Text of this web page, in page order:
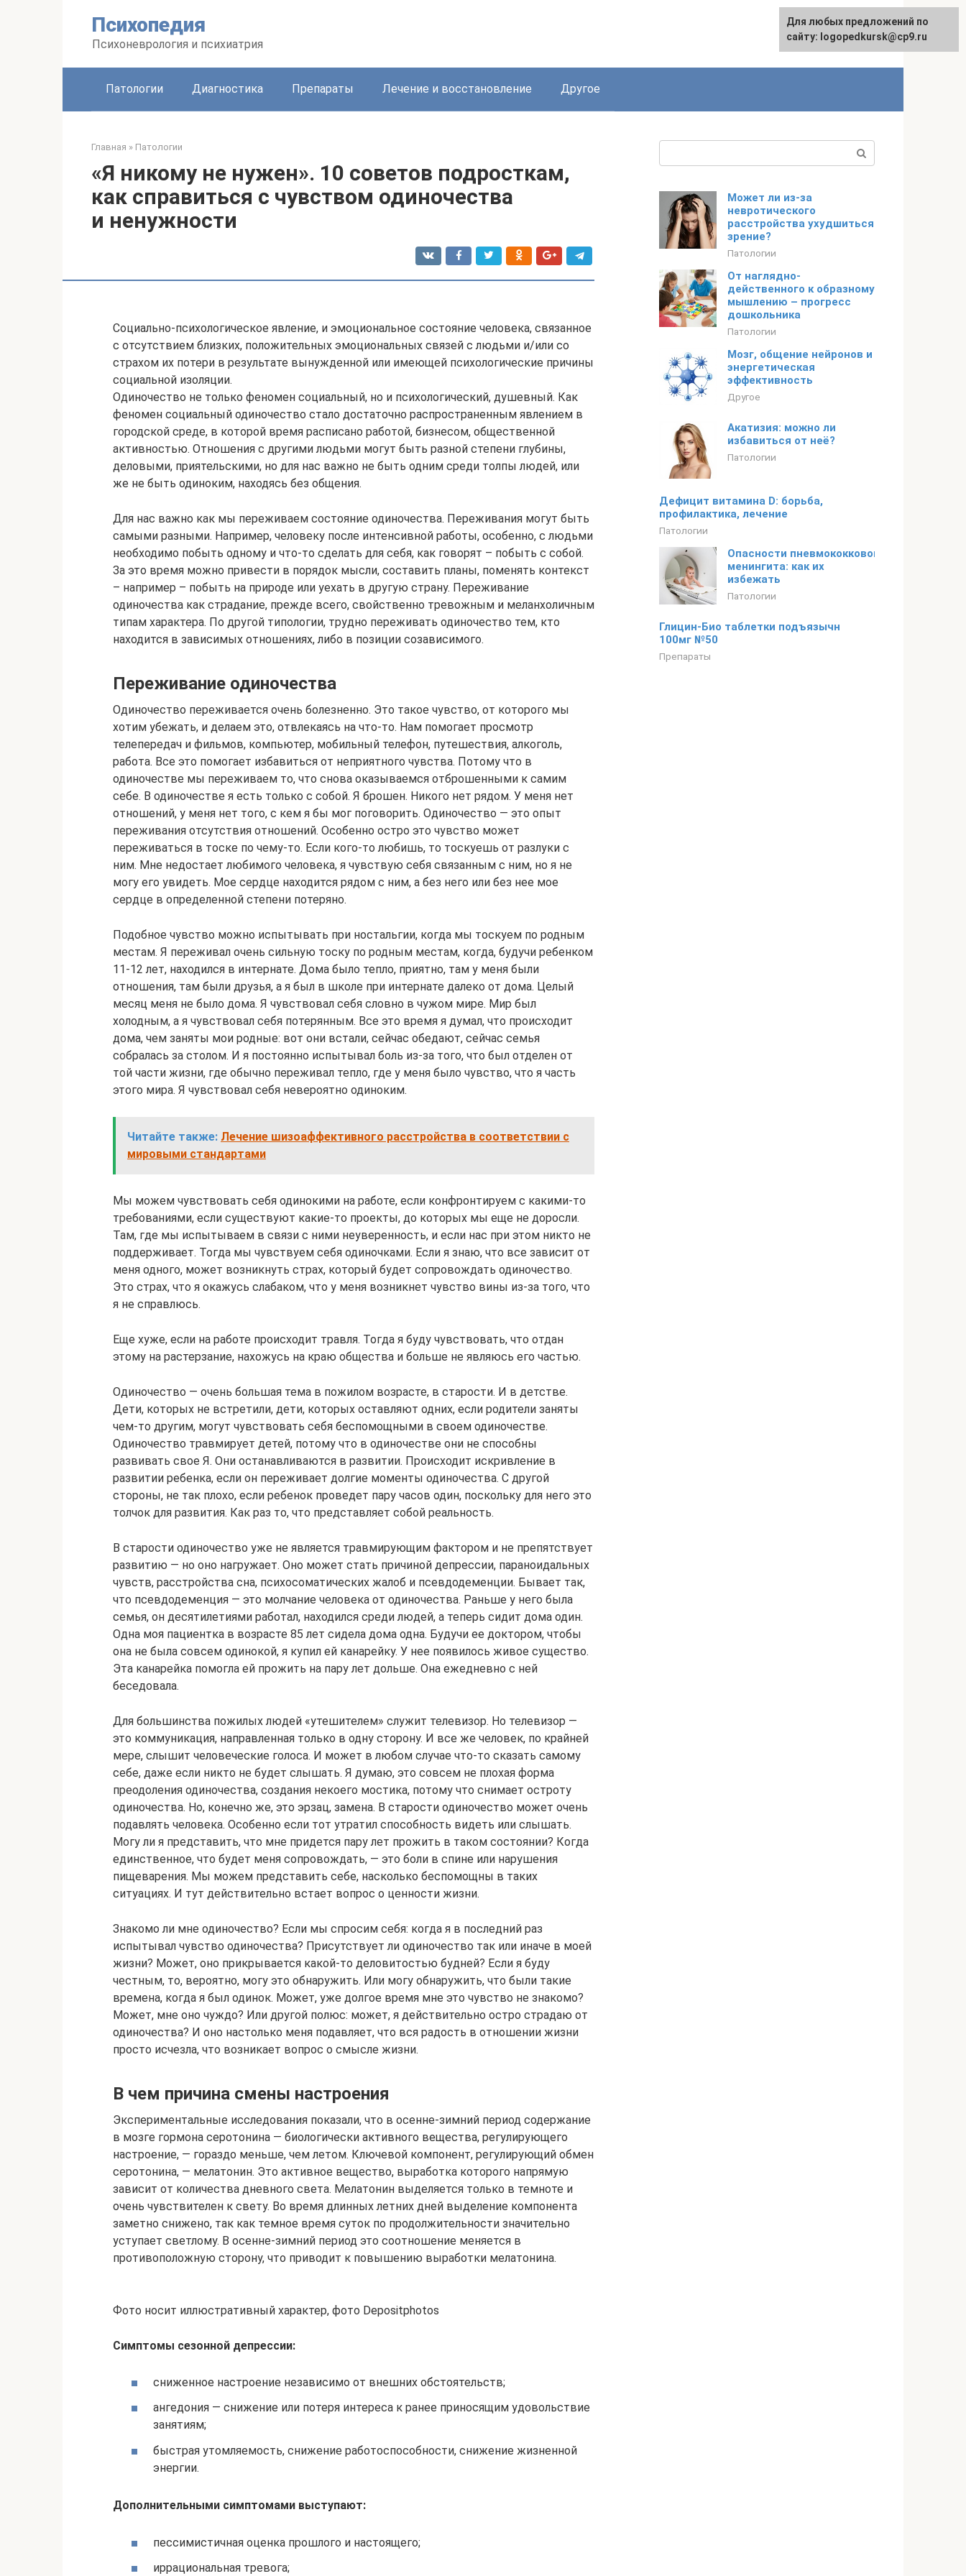
Психопедия
Психоневрология и психиатрия
Патологии Диагностика Препараты Лечение и восстановление Другое
Главная » Патологии
«Я никому не нужен». 10 советов подросткам,
как справиться с чувством одиночества
и ненужности
Социально-психологическое явление, и эмоциональное состояние человека, связанное
с отсутствием близких, положительных эмоциональных связей с людьми и/или со
страхом их потери в результате вынужденной или имеющей психологические причины
социальной изоляции.
Одиночество не только феномен социальный, но и психологический, душевный. Как
феномен социальный одиночество стало достаточно распространенным явлением в
городской среде, в которой время расписано работой, бизнесом, общественной
активностью. Отношения с другими людьми могут быть разной степени глубины,
деловыми, приятельскими, но для нас важно не быть одним среди толпы людей, или
же не быть одиноким, находясь без общения.
Для нас важно как мы переживаем состояние одиночества. Переживания могут быть
самыми разными. Например, человеку после интенсивной работы, особенно, с людьми
необходимо побыть одному и что-то сделать для себя, как говорят – побыть с собой.
За это время можно привести в порядок мысли, составить планы, поменять контекст
– например – побыть на природе или уехать в другую страну. Переживание
одиночества как страдание, прежде всего, свойственно тревожным и меланхоличным
типам характера. По другой типологии, трудно переживать одиночество тем, кто
находится в зависимых отношениях, либо в позиции созависимого.
Переживание одиночества
Одиночество переживается очень болезненно. Это такое чувство, от которого мы
хотим убежать, и делаем это, отвлекаясь на что-то. Нам помогает просмотр
телепередач и фильмов, компьютер, мобильный телефон, путешествия, алкоголь,
работа. Все это помогает избавиться от неприятного чувства. Потому что в
одиночестве мы переживаем то, что снова оказываемся отброшенными к самим
себе. В одиночестве я есть только с собой. Я брошен. Никого нет рядом. У меня нет
отношений, у меня нет того, с кем я бы мог поговорить. Одиночество — это опыт
переживания отсутствия отношений. Особенно остро это чувство может
переживаться в тоске по чему-то. Если кого-то любишь, то тоскуешь от разлуки с
ним. Мне недостает любимого человека, я чувствую себя связанным с ним, но я не
могу его увидеть. Мое сердце находится рядом с ним, а без него или без нее мое
сердце в определенной степени потеряно.
Подобное чувство можно испытывать при ностальгии, когда мы тоскуем по родным
местам. Я переживал очень сильную тоску по родным местам, когда, будучи ребенком
11-12 лет, находился в интернате. Дома было тепло, приятно, там у меня были
отношения, там были друзья, а я был в школе при интернате далеко от дома. Целый
месяц меня не было дома. Я чувствовал себя словно в чужом мире. Мир был
холодным, а я чувствовал себя потерянным. Все это время я думал, что происходит
дома, чем заняты мои родные: вот они встали, сейчас обедают, сейчас семья
собралась за столом. И я постоянно испытывал боль из-за того, что был отделен от
той части жизни, где обычно переживал тепло, где у меня было чувство, что я часть
этого мира. Я чувствовал себя невероятно одиноким.
Читайте также: Лечение шизоаффективного расстройства в соответствии с
мировыми стандартами
Мы можем чувствовать себя одинокими на работе, если конфронтируем с какими-то
требованиями, если существуют какие-то проекты, до которых мы еще не доросли.
Там, где мы испытываем в связи с ними неуверенность, и если нас при этом никто не
поддерживает. Тогда мы чувствуем себя одиночками. Если я знаю, что все зависит от
меня одного, может возникнуть страх, который будет сопровождать одиночество.
Это страх, что я окажусь слабаком, что у меня возникнет чувство вины из-за того, что
я не справлюсь.
Еще хуже, если на работе происходит травля. Тогда я буду чувствовать, что отдан
этому на растерзание, нахожусь на краю общества и больше не являюсь его частью.
Одиночество — очень большая тема в пожилом возрасте, в старости. И в детстве.
Дети, которых не встретили, дети, которых оставляют одних, если родители заняты
чем-то другим, могут чувствовать себя беспомощными в своем одиночестве.
Одиночество травмирует детей, потому что в одиночестве они не способны
развивать свое Я. Они останавливаются в развитии. Происходит искривление в
развитии ребенка, если он переживает долгие моменты одиночества. С другой
стороны, не так плохо, если ребенок проведет пару часов один, поскольку для него это
толчок для развития. Как раз то, что представляет собой реальность.
В старости одиночество уже не является травмирующим фактором и не препятствует
развитию — но оно нагружает. Оно может стать причиной депрессии, параноидальных
чувств, расстройства сна, психосоматических жалоб и псевдодеменции. Бывает так,
что псевдодеменция — это молчание человека от одиночества. Раньше у него была
семья, он десятилетиями работал, находился среди людей, а теперь сидит дома один.
Одна моя пациентка в возрасте 85 лет сидела дома одна. Будучи ее доктором, чтобы
она не была совсем одинокой, я купил ей канарейку. У нее появилось живое существо.
Эта канарейка помогла ей прожить на пару лет дольше. Она ежедневно с ней
беседовала.
Для большинства пожилых людей «утешителем» служит телевизор. Но телевизор —
это коммуникация, направленная только в одну сторону. И все же человек, по крайней
мере, слышит человеческие голоса. И может в любом случае что-то сказать самому
себе, даже если никто не будет слышать. Я думаю, это совсем не плохая форма
преодоления одиночества, создания некоего мостика, потому что снимает остроту
одиночества. Но, конечно же, это эрзац, замена. В старости одиночество может очень
подавлять человека. Особенно если тот утратил способность видеть или слышать.
Могу ли я представить, что мне придется пару лет прожить в таком состоянии? Когда
единственное, что будет меня сопровождать, — это боли в спине или нарушения
пищеварения. Мы можем представить себе, насколько беспомощны в таких
ситуациях. И тут действительно встает вопрос о ценности жизни.
Знакомо ли мне одиночество? Если мы спросим себя: когда я в последний раз
испытывал чувство одиночества? Присутствует ли одиночество так или иначе в моей
жизни? Может, оно прикрывается какой-то деловитостью будней? Если я буду
честным, то, вероятно, могу это обнаружить. Или могу обнаружить, что были такие
времена, когда я был одинок. Может, уже долгое время мне это чувство не знакомо?
Может, мне оно чуждо? Или другой полюс: может, я действительно остро страдаю от
одиночества? И оно настолько меня подавляет, что вся радость в отношении жизни
просто исчезла, что возникает вопрос о смысле жизни.
В чем причина смены настроения
Экспериментальные исследования показали, что в осенне-зимний период содержание
в мозге гормона серотонина — биологически активного вещества, регулирующего
настроение, — гораздо меньше, чем летом. Ключевой компонент, регулирующий обмен
серотонина, — мелатонин. Это активное вещество, выработка которого напрямую
зависит от количества дневного света. Мелатонин выделяется только в темноте и
очень чувствителен к свету. Во время длинных летних дней выделение компонента
заметно снижено, так как темное время суток по продолжительности значительно
уступает светлому. В осенне-зимний период это соотношение меняется в
противоположную сторону, что приводит к повышению выработки мелатонина.
Фото носит иллюстративный характер, фото Depositphotos
Симптомы сезонной депрессии:
сниженное настроение независимо от внешних обстоятельств;
ангедония — снижение или потеря интереса к ранее приносящим удовольствие
занятиям;
быстрая утомляемость, снижение работоспособности, снижение жизненной
энергии.
Дополнительными симптомами выступают:
пессимистичная оценка прошлого и настоящего;
иррациональная тревога;
Может ли из-за
невротического
расстройства ухудшиться
зрение?
Патологии
От наглядно-
действенного к образному
мышлению – прогресс
дошкольника
Патологии
Мозг, общение нейронов и
энергетическая
эффективность
Другое
Акатизия: можно ли
избавиться от неё?
Патологии
Дефицит витамина D: борьба,
профилактика, лечение
Патологии
Опасности пневмококкового
менингита: как их
избежать
Патологии
Глицин-Био таблетки подъязычн
100мг №50
Препараты
Для любых предложений по
сайту: logopedkursk@cp9.ru